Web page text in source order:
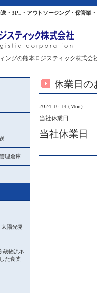
・3PL・アウトソージング・保管業
ングの熊本ロジスティック株式会
休業日の
2024-10-14 (Mon)
当社休業日
当社休業日
理倉庫
陽光発
蔵物流ネ
た食支